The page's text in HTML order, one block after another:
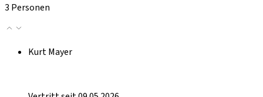
3 Personen
Kurt Mayer